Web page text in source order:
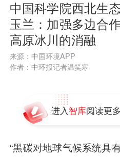
中国科学院西北生
玉兰：加强多边合
高原冰川的消融
来源：中国环境APP
作者：中环报记者温笑寒
进入智库阅读更
“黑碳对地球气候系统具